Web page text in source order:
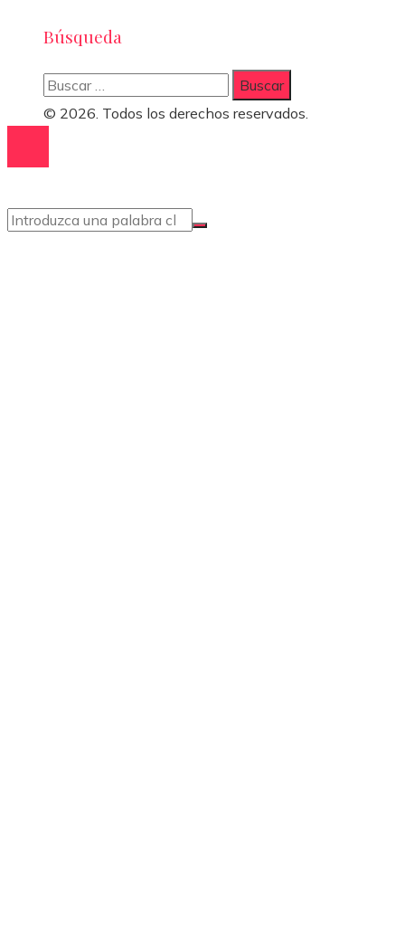
Búsqueda
Buscar:
© 2026. Todos los derechos reservados.